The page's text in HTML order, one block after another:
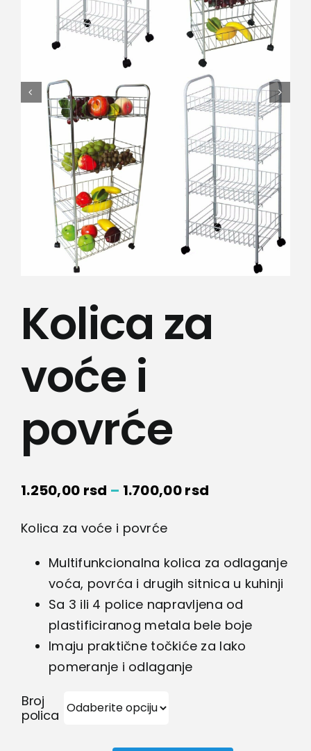
Medicinska oprema
Sport i razonoda
Svi proizvodi
Kolica za
voće i
povrće
1.250,00 rsd – 1.700,00rsd
do
1.700,00 rsd
Kolica za voće i povrće
Multifunkcionalna kolica za odlaganje
voća, povrća i drugih sitnica u kuhinji
Sa 3 ili 4 police napravljena od
plastificiranog metala bele boje
Imaju praktične točkiće za lako
pomeranje i odlaganje
Broj
polica